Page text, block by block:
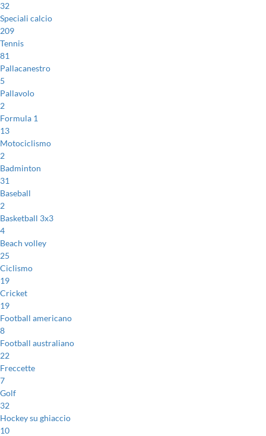
32
Speciali calcio
209
Tennis
81
Pallacanestro
5
Pallavolo
2
Formula 1
13
Motociclismo
2
Badminton
31
Baseball
2
Basketball 3x3
4
Beach volley
25
Ciclismo
19
Cricket
19
Football americano
8
Football australiano
22
Freccette
7
Golf
32
Hockey su ghiaccio
10